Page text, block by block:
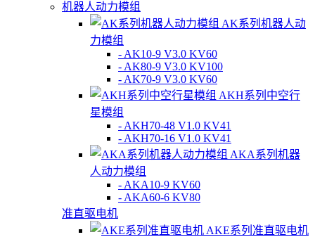
机器人动力模组
AK系列机器人动
力模组
- AK10-9 V3.0 KV60
- AK80-9 V3.0 KV100
- AK70-9 V3.0 KV60
AKH系列中空行
星模组
- AKH70-48 V1.0 KV41
- AKH70-16 V1.0 KV41
AKA系列机器
人动力模组
- AKA10-9 KV60
- AKA60-6 KV80
准直驱电机
AKE系列准直驱电机